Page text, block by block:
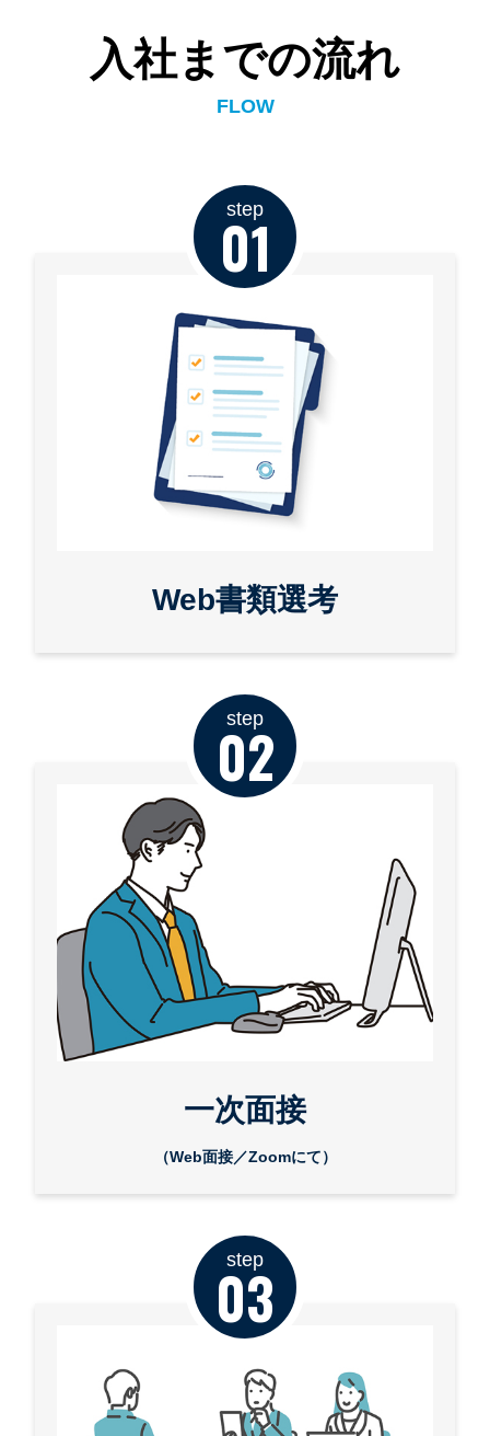
入社までの流れ
FLOW
step
01
Web書類選考
step
02
一次面接
（Web面接／Zoomにて）
step
03